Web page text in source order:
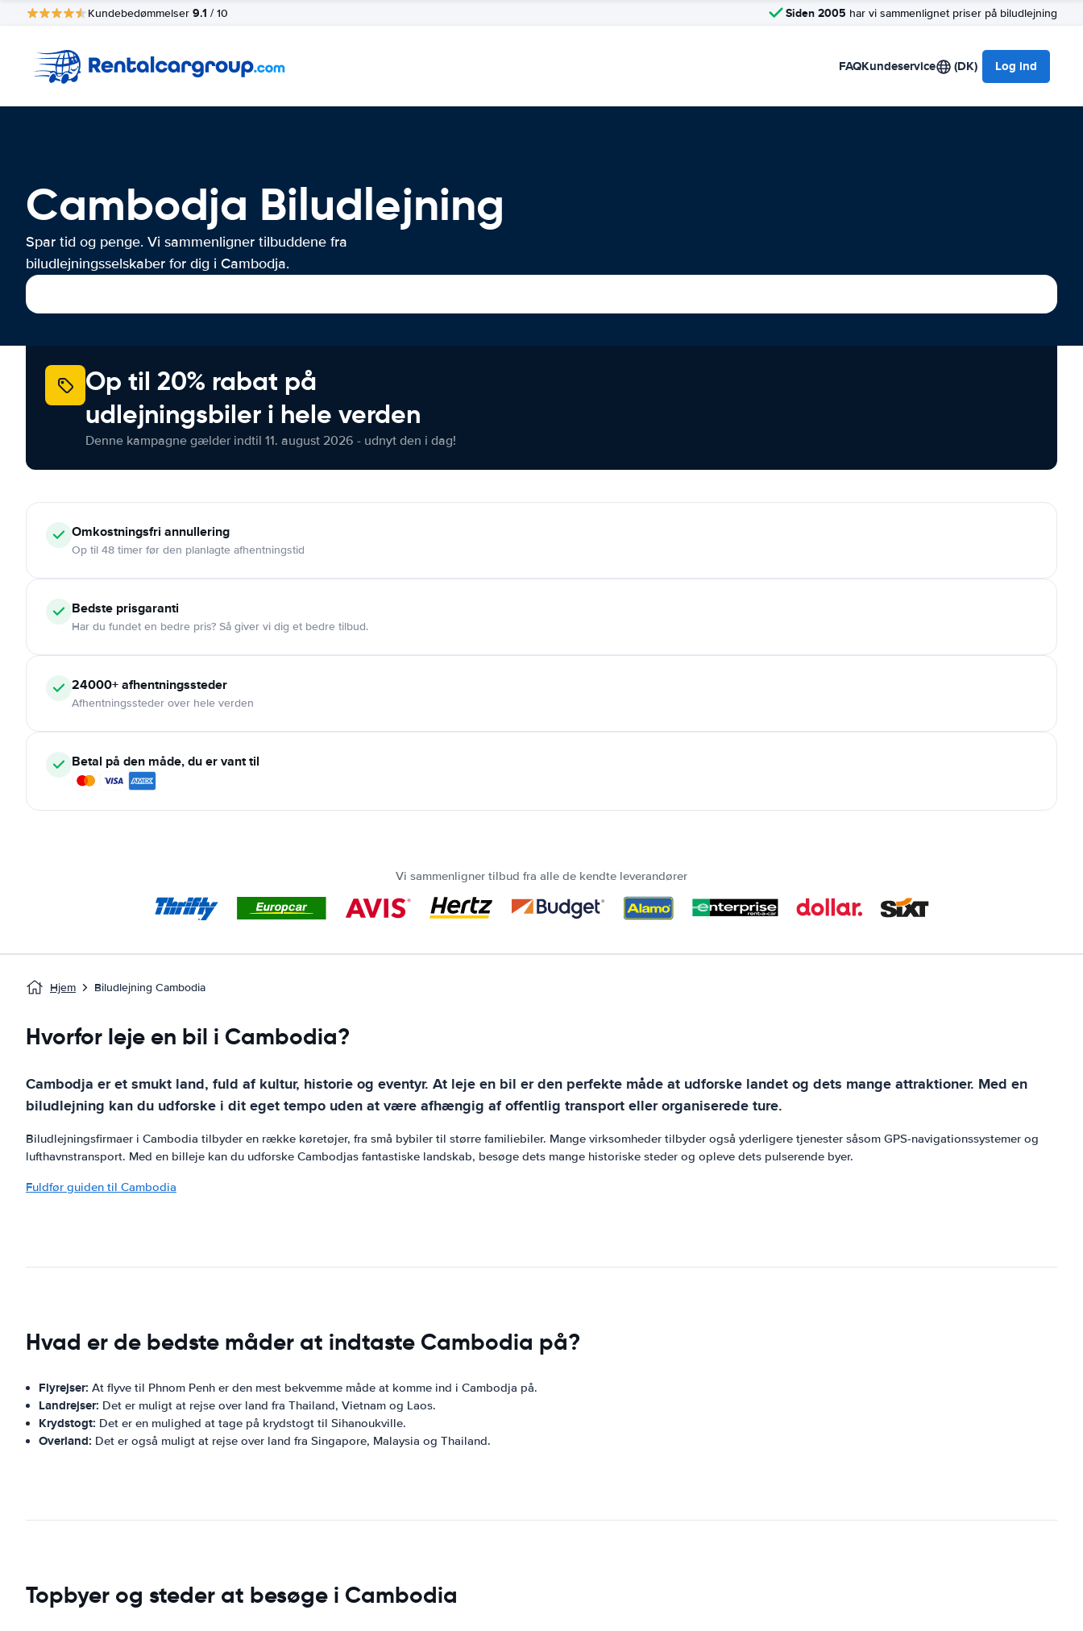
Kundebedømmelser 9.1 / 10 Siden 2005 har vi sammenlignet priser på biludlejning
FAQKundeservice (DK) Log ind
Cambodja Biludlejning
Spar tid og penge. Vi sammenligner tilbuddene fra
biludlejningsselskaber for dig i Cambodja.
Op til 20% rabat på
udlejningsbiler i hele verden
Denne kampagne gælder indtil 11. august 2026 - udnyt den i dag!
Omkostningsfri annullering
Op til 48 timer før den planlagte afhentningstid
Bedste prisgaranti
Har du fundet en bedre pris? Så giver vi dig et bedre tilbud.
24000+afhentningssteder
Afhentningssteder over hele verden
Betal på den måde, du er vant til
Vi sammenligner tilbud fra alle de kendte leverandører
Hjem Biludlejning Cambodia
Hvorfor leje en bil i Cambodia?
Cambodja er et smukt land, fuld af kultur, historie og eventyr. At leje en bil er den perfekte måde at udforske landet og dets mange attraktioner. Med en
biludlejning kan du udforske i dit eget tempo uden at være afhængig af offentlig transport eller organiserede ture.
Biludlejningsfirmaer i Cambodia tilbyder en række køretøjer, fra små bybiler til større familiebiler. Mange virksomheder tilbyder også yderligere tjenester såsom GPS-navigationssystemer og
lufthavnstransport. Med en billeje kan du udforske Cambodjas fantastiske landskab, besøge dets mange historiske steder og opleve dets pulserende byer.
Fuldfør guiden til Cambodia
Hvad er de bedste måder at indtaste Cambodia på?
Flyrejser: At flyve til Phnom Penh er den mest bekvemme måde at komme ind i Cambodja på.
Landrejser: Det er muligt at rejse over land fra Thailand, Vietnam og Laos.
Krydstogt: Det er en mulighed at tage på krydstogt til Sihanoukville.
Overland: Det er også muligt at rejse over land fra Singapore, Malaysia og Thailand.
Topbyer og steder at besøge i Cambodia